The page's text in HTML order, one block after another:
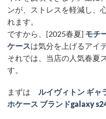
ンが、ストレスを軽減し、
れます。
ですから、[2025春夏] モチ
ケースは気分を上げるアイ
それでは、当店の人気春夏
す。
まずは ルイヴィトン ギャ
ホケース ブランドgalaxy